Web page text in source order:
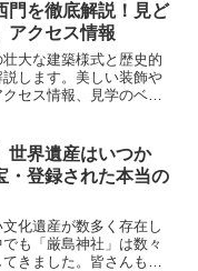
門を徹底解説！見ど
アクセス情報
大な建築様式と歴史的
します。美しい装飾や
セス情報、見学のベス
世界遺産はいつか
・登録された本当の
化遺産が数多く存在し
も「厳島神社」は数々
きました。皆さんも一